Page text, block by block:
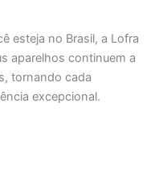
esteja no Brasil, a Lofra
aparelhos continuem a
tornando cada
excepcional.